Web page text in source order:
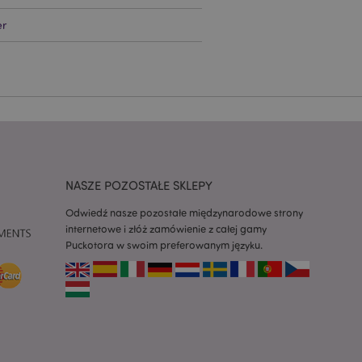
NASZE POZOSTAŁE SKLEPY
Odwiedź nasze pozostałe międzynarodowe strony
internetowe i złóż zamówienie z całej gamy
Puckotora w swoim preferowanym języku.
przez usługę
użytkownika
w celu
się
aplikacje oparte
do
losowo,
specyficzny dla
jest